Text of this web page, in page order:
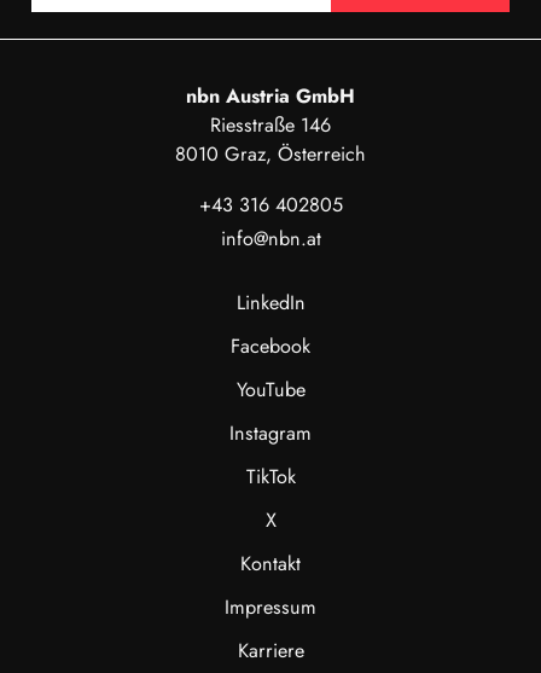
nbn Austria GmbH
Riesstraße 146
8010 Graz, Österreich
+43 316 402805
info@nbn.at
LinkedIn
Facebook
YouTube
Instagram
TikTok
X
Kontakt
Impressum
Karriere